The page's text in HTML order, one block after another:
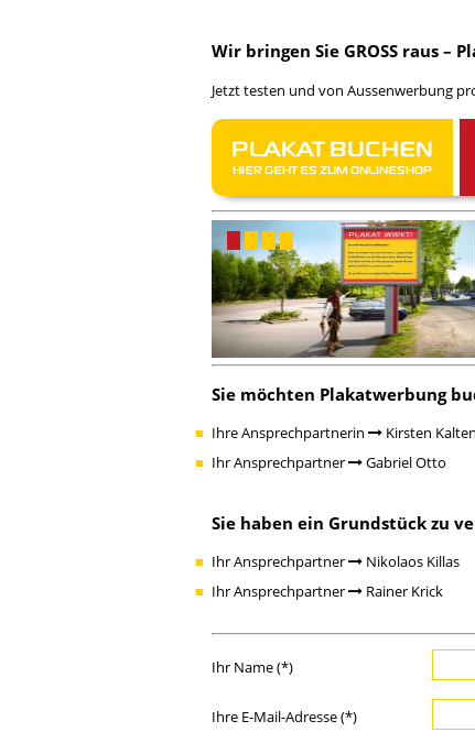
Wir bringen Sie GROSS raus –
Jetzt testen und von Aussenwerbung
PLAKAT BUCHEN
HIER GEHT ES ZUM ONLINESHOP
Sie möchten Plakatwerbung
Ihre Ansprechpartnerin
Kirsten
Ihr Ansprechpartner
Gabriel Otto
Sie haben ein Grundstück zu
Ihr Ansprechpartner
Nikolaos Killas
Ihr Ansprechpartner
Rainer Krick
Ihr Name (*)
Ihre E-Mail-Adresse (*)